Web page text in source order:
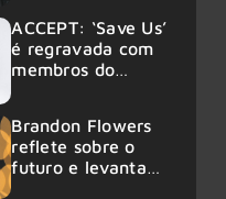
no Rock am Ring
2026
ACCEPT: ‘Save Us’
é regravada com
membros do
Brandon Flowers
reflete sobre o
futuro e levanta